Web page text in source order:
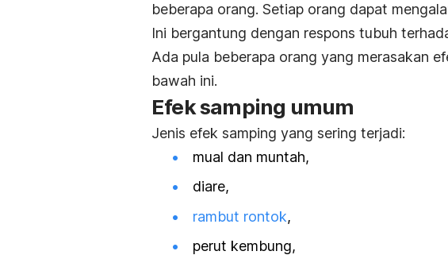
beberapa orang. Setiap orang dapat
Ini bergantung dengan respons tubuh
Ada pula beberapa orang yang merasakan
bawah ini.
Efek samping umum
Jenis efek samping yang sering terjadi:
mual dan muntah,
diare,
rambut rontok,
perut kembung,